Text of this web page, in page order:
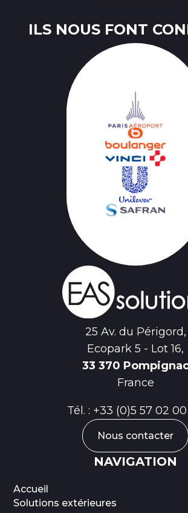
ILS NOUS FONT
25 Av. du Périgord,
Ecopark 5 - Lot 16,
33 370
France
Tél. : +33 (0)5 57 02
Nous contacter
NAVIGATION
Accueil
Solutions extérieures